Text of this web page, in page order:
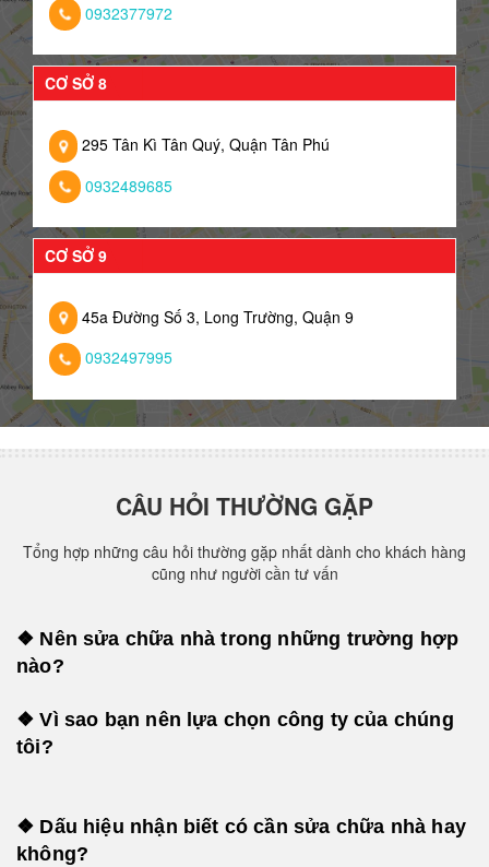
0932377972
CƠ SỞ 8
295 Tân Kì Tân Quý, Quận Tân Phú
0932489685
CƠ SỞ 9
45a Đường Số 3, Long Trường, Quận 9
0932497995
CÂU HỎI THƯỜNG GẶP
Tổng hợp những câu hỏi thường gặp nhất dành cho khách hàng
cũng như người cần tư vấn
❖ Nên sửa chữa nhà trong những trường hợp
nào?
❖ Vì sao bạn nên lựa chọn công ty của chúng
tôi?
❖ Dấu hiệu nhận biết có cần sửa chữa nhà hay
không?